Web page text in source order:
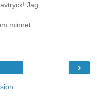
Jag
minnet
›